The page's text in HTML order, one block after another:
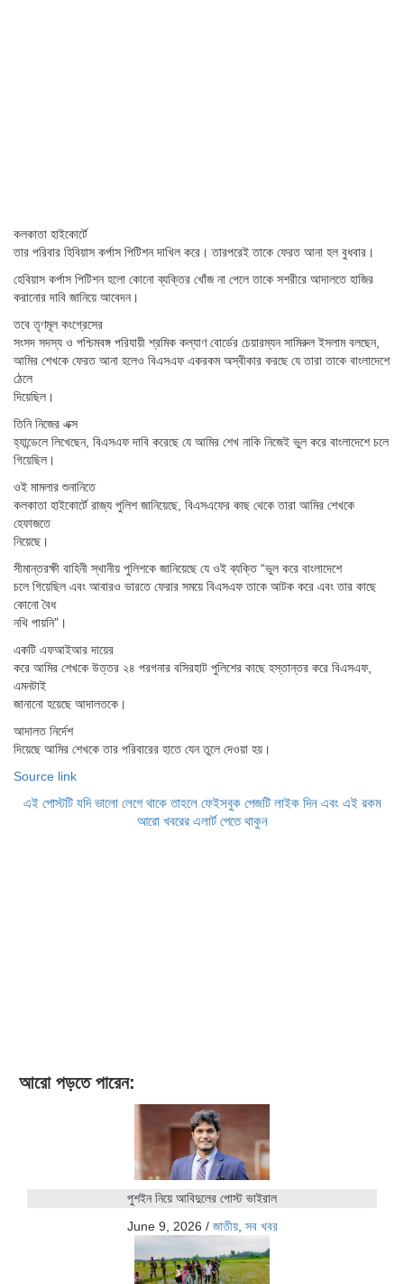
কলকাতা হাইকোর্টে
তার পরিবার হিবিয়াস কর্পাস পিটিশন দাখিল করে। তারপরেই তাকে ফেরত আনা হল বুধবার।
হেবিয়াস কর্পাস পিটিশন হলো কোনো ব্যক্তির খোঁজ না পেলে তাকে সশরীরে আদালতে হাজির
করানোর দাবি জানিয়ে আবেদন।
তবে তৃণমূল কংগ্রেসের
সংসদ সদস্য ও পশ্চিমবঙ্গ পরিযায়ী শ্রমিক কল্যাণ বোর্ডের চেয়ারম্যন সামিরুল ইসলাম বলছেন,
আমির শেখকে ফেরত আনা হলেও বিএসএফ একরকম অস্বীকার করছে যে তারা তাকে বাংলাদেশে
ঠেলে
দিয়েছিল।
তিনি নিজের এক্স
হ্যান্ডেলে লিখেছেন, বিএসএফ দাবি করেছে যে আমির শেখ নাকি নিজেই ভুল করে বাংলাদেশে চলে
গিয়েছিল।
ওই মামলার শুনানিতে
কলকাতা হাইকোর্টে রাজ্য পুলিশ জানিয়েছে, বিএসএফের কাছ থেকে তারা আমির শেখকে
হেফাজতে
নিয়েছে।
সীমান্তরক্ষী বাহিনী স্থানীয় পুলিশকে জানিয়েছে যে ওই ব্যক্তি “ভুল করে বাংলাদেশে
চলে গিয়েছিল এবং আবারও ভারতে ফেরার সময়ে বিএসএফ তাকে আটক করে এবং তার কাছে
কোনো বৈধ
নথি পায়নি”।
একটি এফআইআর দায়ের
করে আমির শেখকে উত্তর ২৪ পরগনার বসিরহাট পুলিশের কাছে হস্তান্তর করে বিএসএফ,
এমনটাই
জানানো হয়েছে আদালতকে।
আদালত নির্দেশ
দিয়েছে আমির শেখকে তার পরিবারের হাতে যেন তুলে দেওয়া হয়।
Source link
এই পোস্টটি যদি ভালো লেগে থাকে তাহলে ফেইসবুক পেজটি লাইক দিন এবং এই রকম
আরো খবরের এলার্ট পেতে থাকুন
আরো পড়তে পারেন:
পুশইন নিয়ে আবিদুলের পোস্ট ভাইরাল
June 9, 2026 / জাতীয়, সব খবর